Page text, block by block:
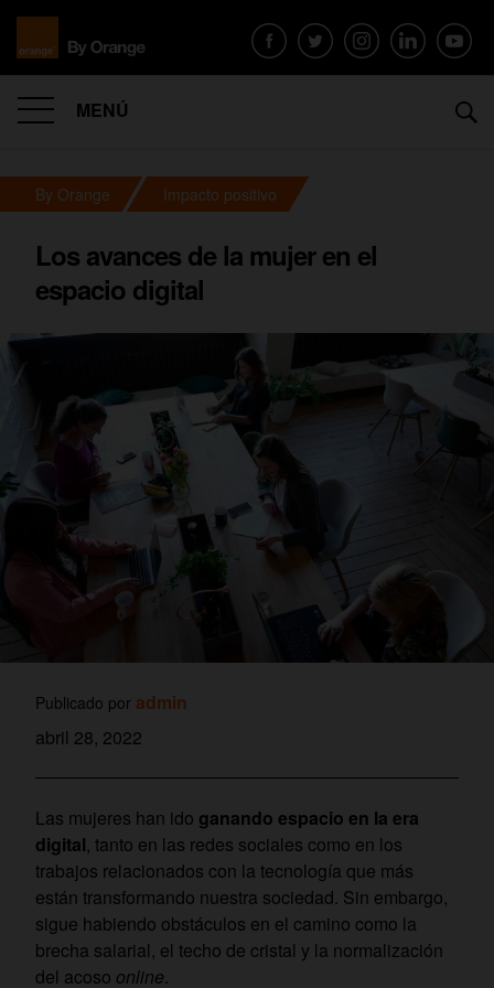
MENÚ
By Orange Impacto positivo
Los avances de la mujer en el
espacio digital
Publicado por admin
abril 28, 2022
Las mujeres han ido ganando espacio en la era
digital, tanto en las redes sociales como en los
trabajos relacionados con la tecnología que más
están transformando nuestra sociedad. Sin embargo,
sigue habiendo obstáculos en el camino como la
brecha salarial, el techo de cristal y la normalización
del acoso online.